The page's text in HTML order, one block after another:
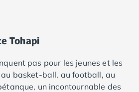
des-Cots
Tohapi
pas pour les jeunes et les
au basket-ball, au football, au
un incontournable des